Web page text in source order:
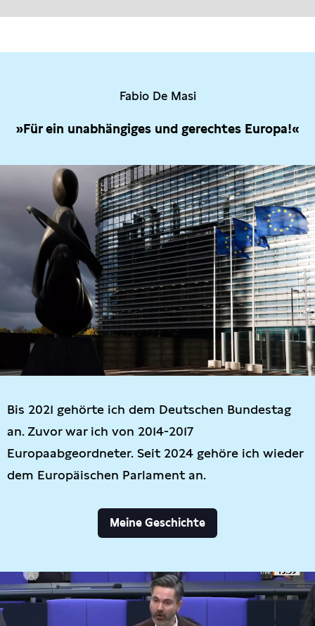
Fabio De Masi
»Für ein unabhängiges und gerechtes Europa!«
Bis 2021 gehörte ich dem Deutschen Bundestag
an. Zuvor war ich von 2014-2017
Europaabgeordneter. Seit 2024 gehöre ich wieder
dem Europäischen Parlament an.
Meine Geschichte